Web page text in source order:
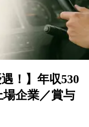
！】年収530
企業／賞与